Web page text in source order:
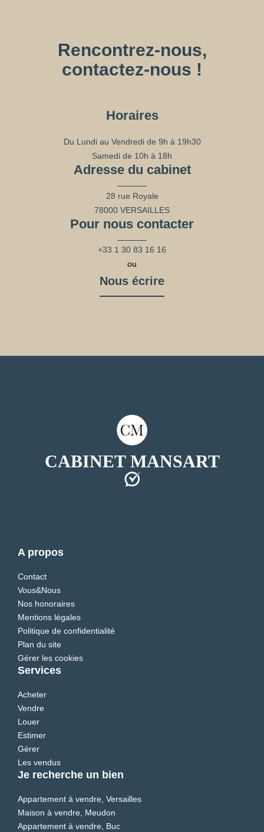
Rencontrez-nous,
contactez-nous !
Horaires
Du Lundi au Vendredi de 9h à 19h30
Samedi de 10h à 18h
Adresse du cabinet
28 rue Royale
78000 VERSAILLES
Pour nous contacter
+33 1 30 83 16 16
ou
Nous écrire
CABINET MANSART
A propos
Contact
Vous&Nous
Nos honoraires
Mentions légales
Politique de confidentialité
Plan du site
Gérer les cookies
Services
Acheter
Vendre
Louer
Estimer
Gérer
Les vendus
Je recherche un bien
Appartement à vendre, Versailles
Maison à vendre, Meudon
Appartement à vendre, Buc